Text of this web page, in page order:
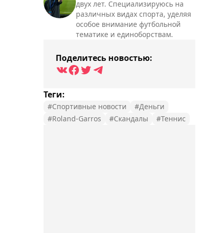
двух лет. Специализируюсь на
различных видах спорта, уделяя
особое внимание футбольной
тематике и единоборствам.
Поделитесь новостью:
Теги:
#Спортивные новости
#Деньги
#Roland-Garros
#Скандалы #Теннис